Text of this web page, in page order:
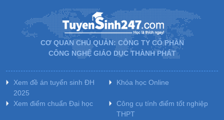
CƠ QUAN CHỦ QUẢN: CÔNG TY CỔ PHẦN
CÔNG NGHỆ GIÁO DỤC THÀNH PHÁT
Xem đề án tuyển sinh ĐH
2025
Khóa học Online
Xem điểm chuẩn Đại học
Công cụ tính điểm tốt nghiệp
THPT